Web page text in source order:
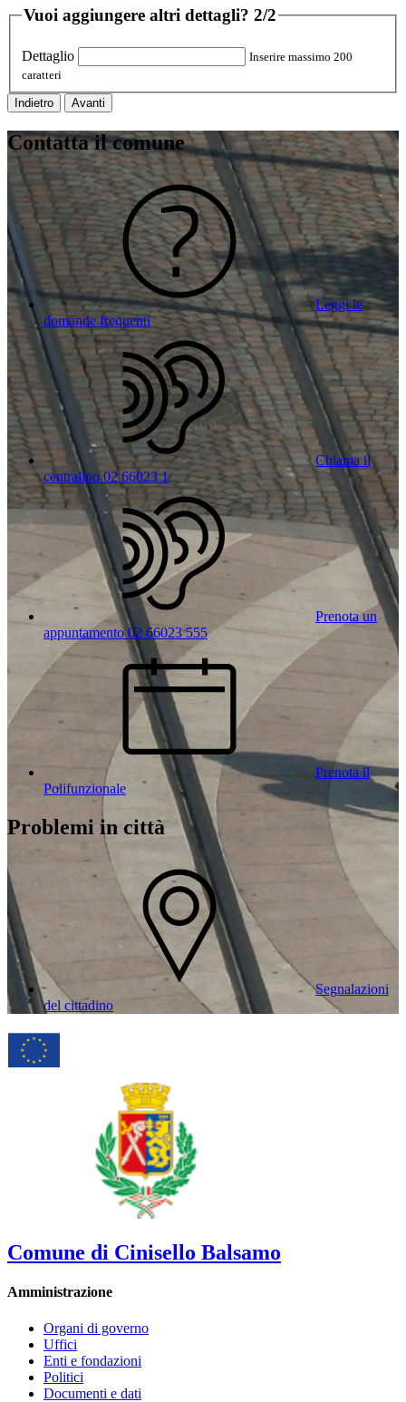
Vuoi aggiungere altri dettagli? 2/2
Dettaglio
Inserire massimo 200
caratteri
Indietro Avanti
Contatta il comune
Leggi le
domande frequenti
Chiama il
centralino 02 66023 1
Prenota un
appuntamento 02 66023 555
Prenota il
Polifunzionale
Problemi in città
Segnalazioni
del cittadino
Comune di Cinisello Balsamo
Amministrazione
Organi di governo
Uffici
Enti e fondazioni
Politici
Documenti e dati